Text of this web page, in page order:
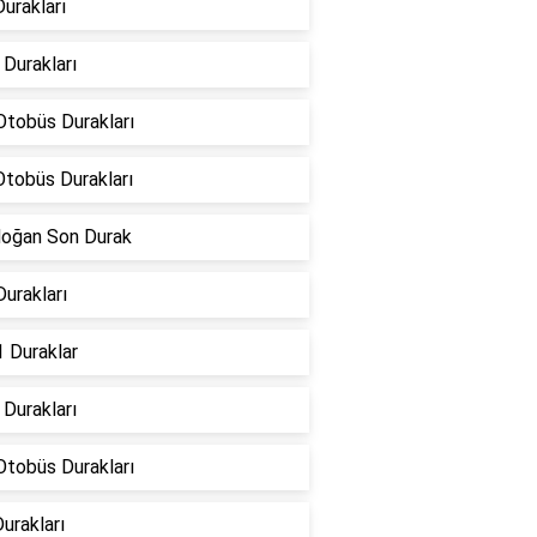
Durakları
Durakları
Son Durak
Duraklar
Durakları